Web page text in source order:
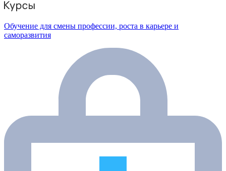
Обучение для смены профессии, роста в карьере и
саморазвития